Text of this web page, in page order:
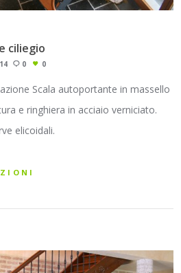
ciliegio
0 0
Scala autoportante in massello
e ringhiera in acciaio verniciato.
elicoidali.